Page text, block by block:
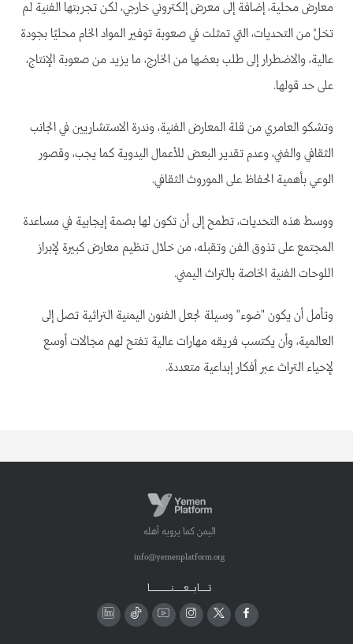
معارض محلية، إضافة إلى معرض إلكتروني خارجي، لكن تجربتها الفنية لم
تخلُ من التحديات، التي تمثلت في صعوبة توفير المواد الخام محليًا بجودة
عالية، والاضطرار إلى طلب بعضها من الخارج، ما يزيد من صعوبة الإنتاج،
على حد قولها.
وتشكو العامري من قلة المعارض الفنية، وندرة الاستشاريين في الجانب
الثقافي والفني، وعدم تقدير البعض للأعمال اليدوية كما يجب، وقصور
الوعي بأهمية الحفاظ على الموروث الثقافي.
ووسط هذه التحديات، تطمح إلى أن تكون لها بصمة إيجابية في مساعدة
المجتمع على تذوق الفن وتقبله، من خلال تنظيم معارض كبيرة لإبراز
اللوحات الفنية الخاصة بالتراث اليمني.
وتأمل أن يكون "ضوء" وسيلة لجعل الفنون اليمنية التراثية تصل إلى
العالمية، وأن يكتسب فريقه مهارات عالية تفتح لهم مجالات أوسع
لإحياء التراث عبر أفكار إبداعية متعددة.
اليمن كما يرويه أهله
info@yemenplatform.org
تـــــابـــعــــــنـــــــــــــا